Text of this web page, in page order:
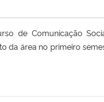
de Comunicação
da área no primeiro